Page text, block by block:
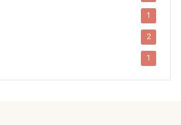
1
2
1